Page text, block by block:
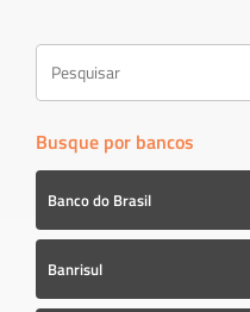
Busque por bancos
Banco do Brasil
Banrisul